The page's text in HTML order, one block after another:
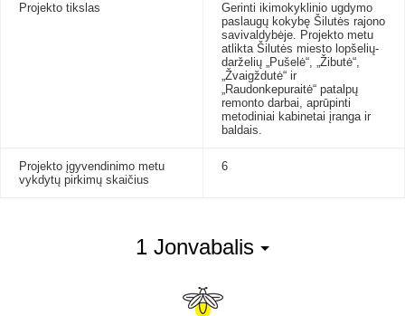
Projekto tikslas
Gerinti ikimokyklinio ugdymo
paslaugų kokybę Šilutės rajono
savivaldybėje. Projekto metu
atlikta Šilutės miesto lopšelių-
darželių „Pušelė“, „Žibutė“,
„Žvaigždutė“ ir
„Raudonkepuraitė“ patalpų
remonto darbai, aprūpinti
metodiniai kabinetai įranga ir
baldais.
Projekto įgyvendinimo metu
vykdytų pirkimų skaičius
6
1 Jonvabalis